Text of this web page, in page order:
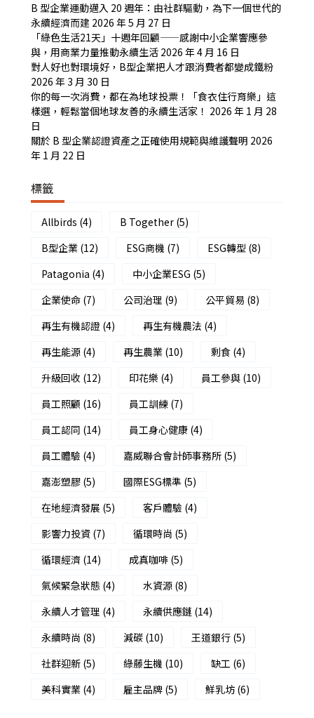
B 型企業運動邁入 20 週年：由社群驅動，為下一個世代的
永續經濟而建 2026 年 5 月 27 日
「綠色生活21天」十週年回顧——感謝中小企業響應參
與，用商業力量推動永續生活 2026 年 4 月 16 日
對人好也對環境好，B型企業把人才跟消費者都變成鐵粉
2026 年 3 月 30 日
你的每一次消費，都在為地球投票！「食衣住行育樂」這
樣選，輕鬆當個地球友善的永續生活家！ 2026 年 1 月 28
日
關於 B 型企業認證資產之正確使用規範與維護聲明 2026
年 1 月 22 日
標籤
Allbirds (4) B Together (5)
B型企業 (12) ESG商機 (7) ESG轉型 (8)
Patagonia (4) 中小企業ESG (5)
企業使命 (7) 公司治理 (9) 公平貿易 (8)
再生有機認證 (4) 再生有機農法 (4)
再生能源 (4) 再生農業 (10) 剩食 (4)
升級回收 (12) 印花樂 (4) 員工參與 (10)
員工照顧 (16) 員工訓練 (7)
員工認同 (14) 員工身心健康 (4)
員工體驗 (4) 嘉威聯合會計師事務所 (5)
嘉澎塑膠 (5) 國際ESG標準 (5)
在地經濟發展 (5) 客戶體驗 (4)
影響力投資 (7) 循環時尚 (5)
循環經濟 (14) 成真咖啡 (5)
氣候緊急狀態 (4) 水資源 (8)
永續人才管理 (4) 永續供應鏈 (14)
永續時尚 (8) 減碳 (10) 王道銀行 (5)
社群迎新 (5) 綠藤生機 (10) 缺工 (6)
美科實業 (4) 雇主品牌 (5) 鮮乳坊 (6)